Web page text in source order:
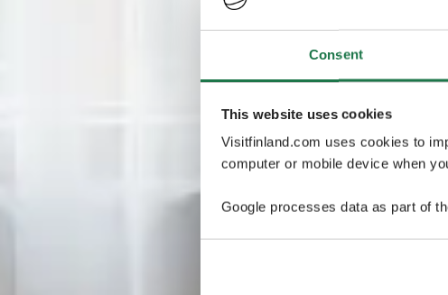
Consent
This website uses cookies
Visitfinland.com uses cookies to
computer or mobile device when
Google processes data as part of